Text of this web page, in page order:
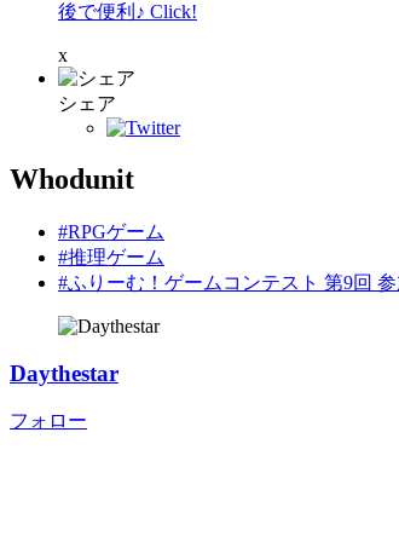
後で便利♪ Click!
x
シェア
Whodunit
#RPGゲーム
#推理ゲーム
#ふりーむ！ゲームコンテスト 第9回
Daythestar
フォロー